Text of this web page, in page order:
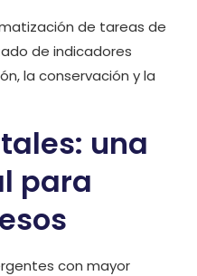
de tareas de
de indicadores
la conservación y la
una
para
con mayor